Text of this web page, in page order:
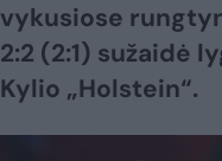
vykusiose
2:2 (2:1) sužaidė
Kylio „Holstein“.